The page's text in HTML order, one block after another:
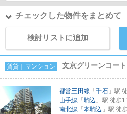
チェックした物件をまとめて
検討リストに追加
賃貸｜マンション 文京グリーンコー
都営三田線 「 千石 」駅
山手線 「駒込 」駅 徒歩
南北線 「 本駒込 」駅 徒